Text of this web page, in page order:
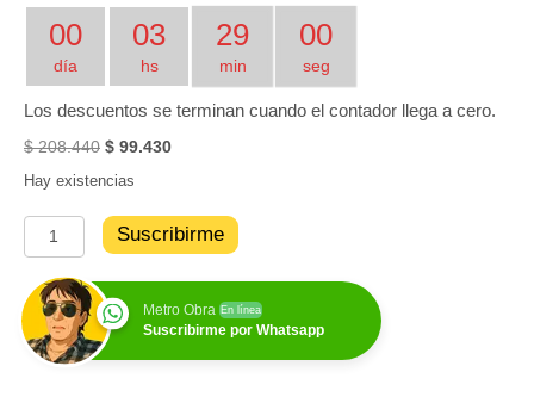
00
día
03
hs
29
min
00
seg
Los descuentos se terminan cuando el contador llega a cero.
$208.440 Precio
$ 208.440.
$ 99.430Precio
Hay existencias
Metro
Obra
Anual
desde
Julio
2026
Suscribirme
Metro Obra En línea
Suscribirme por Whatsapp